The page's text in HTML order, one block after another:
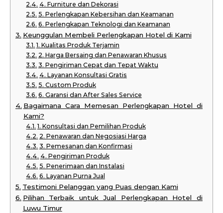
4. Furniture dan Dekorasi
5. Perlengkapan Kebersihan dan Keamanan
6. Perlengkapan Teknologi dan Keamanan
Keunggulan Membeli Perlengkapan Hotel di Kami
1. Kualitas Produk Terjamin
2. Harga Bersaing dan Penawaran Khusus
3. Pengiriman Cepat dan Tepat Waktu
4. Layanan Konsultasi Gratis
5. Custom Produk
6. Garansi dan After Sales Service
Bagaimana Cara Memesan Perlengkapan Hotel di
Kami?
1. Konsultasi dan Pemilihan Produk
2. Penawaran dan Negosiasi Harga
3. Pemesanan dan Konfirmasi
4. Pengiriman Produk
5. Penerimaan dan Instalasi
6. Layanan Purna Jual
Testimoni Pelanggan yang Puas dengan Kami
Pilihan Terbaik untuk Jual Perlengkapan Hotel di
Luwu Timur